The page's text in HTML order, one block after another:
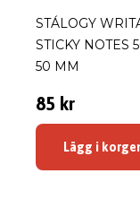
STÁLOGY
STICKY NOTES
50 MM
85 kr
Lägg i